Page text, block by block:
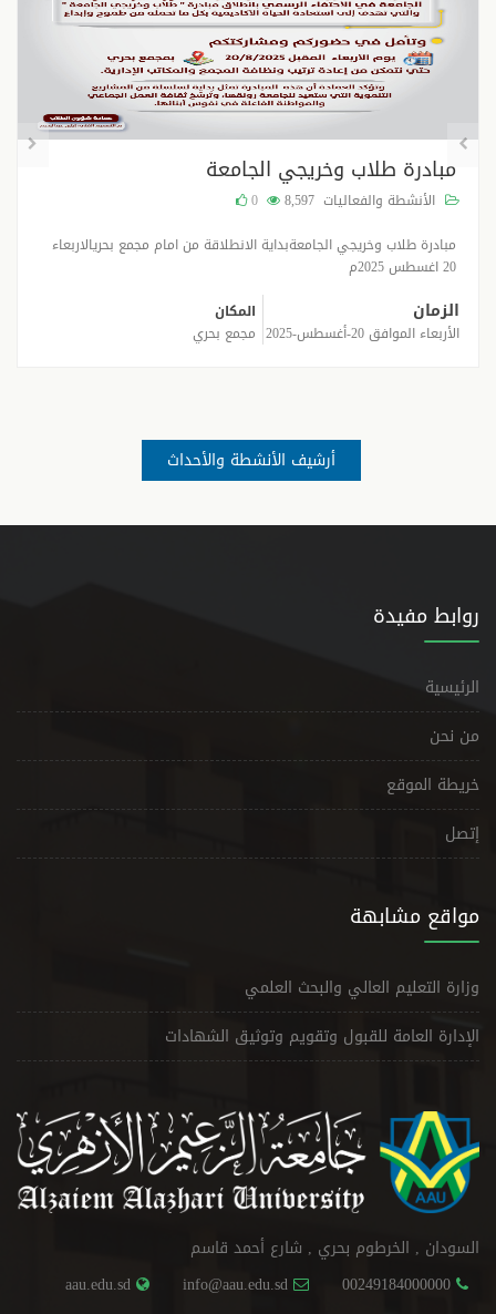
مبادرة طلاب وخريجي الجامعة
الأنشطة والفعاليات 8,597
0
مبادرة طلاب وخريجي الجامعةبداية الانطلاقة من امام مجمع بحريالاربعاء
20 اغسطس 2025م
الزمان
الأربعاء الموافق 20-أغسطس-2025
المكان
مجمع بحري
أرشيف الأنشطة والأحداث
روابط مفيدة
الرئيسية
من نحن
خريطة الموقع
إتصل
مواقع مشابهة
وزارة التعليم العالي والبحث العلمي
الإدارة العامة للقبول وتقويم وتوثيق الشهادات
السودان , الخرطوم بحري , شارع أحمد قاسم
00249184000000
info@aau.edu.sd
aau.edu.sd